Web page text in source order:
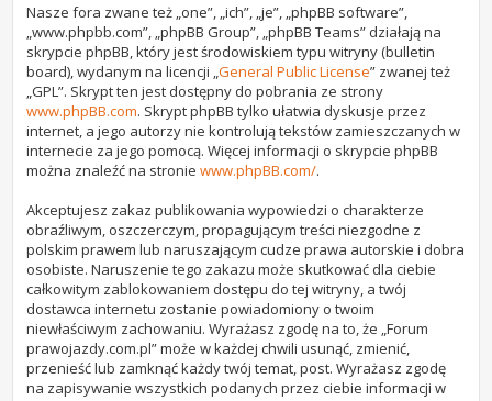
Nasze fora zwane też „one”, „ich”, „je”, „phpBB software”,
„www.phpbb.com”, „phpBB Group”, „phpBB Teams” działają na
skrypcie phpBB, który jest środowiskiem typu witryny (bulletin
board), wydanym na licencji „General Public License” zwanej też
„GPL”. Skrypt ten jest dostępny do pobrania ze strony
www.phpBB.com. Skrypt phpBB tylko ułatwia dyskusje przez
internet, a jego autorzy nie kontrolują tekstów zamieszczanych w
internecie za jego pomocą. Więcej informacji o skrypcie phpBB
można znaleźć na stroniewww.phpBB.com/.
Akceptujesz zakaz publikowania wypowiedzi o charakterze
obraźliwym, oszczerczym, propagującym treści niezgodne z
polskim prawem lub naruszającym cudze prawa autorskie i dobra
osobiste. Naruszenie tego zakazu może skutkować dla ciebie
całkowitym zablokowaniem dostępu do tej witryny, a twój
dostawca internetu zostanie powiadomiony o twoim
niewłaściwym zachowaniu. Wyrażasz zgodę na to, że „Forum
prawojazdy.com.pl” może w każdej chwili usunąć, zmienić,
przenieść lub zamknąć każdy twój temat, post. Wyrażasz zgodę
na zapisywanie wszystkich podanych przez ciebie informacji w